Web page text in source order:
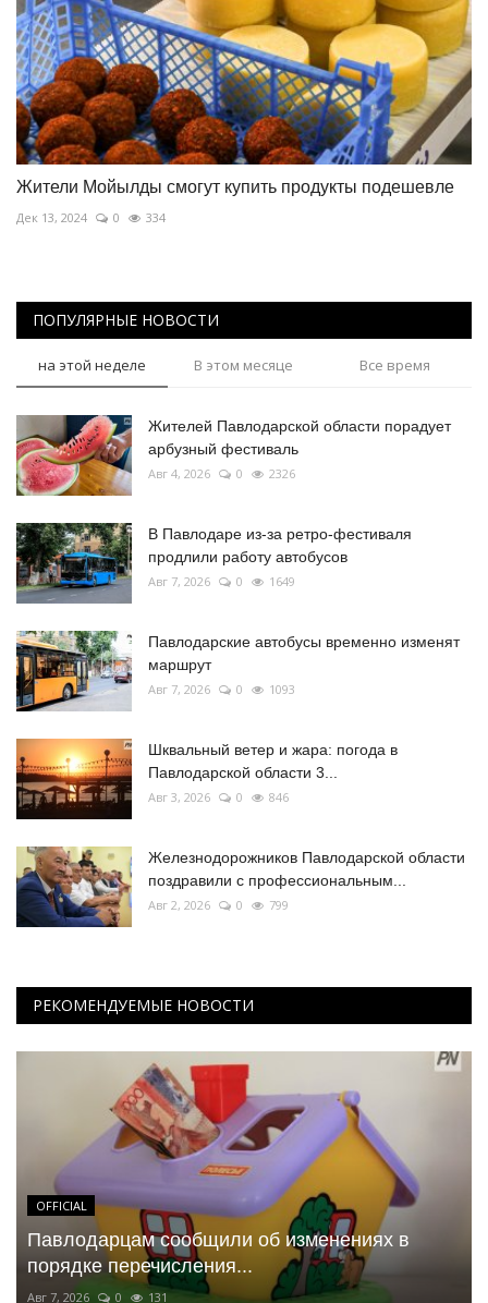
Жители Мойылды смогут купить продукты подешевле
Дек 13, 2024 0 334
ПОПУЛЯРНЫЕ НОВОСТИ
на этой неделе В этом месяце Все время
Жителей Павлодарской области порадует
арбузный фестиваль
Авг 4, 2026 0 2326
В Павлодаре из-за ретро-фестиваля
продлили работу автобусов
Авг 7, 2026 0 1649
Павлодарские автобусы временно изменят
маршрут
Авг 7, 2026 0 1093
Шквальный ветер и жара: погода в
Павлодарской области 3...
Авг 3, 2026 0 846
Железнодорожников Павлодарской области
поздравили с профессиональным...
Авг 2, 2026 0 799
РЕКОМЕНДУЕМЫЕ НОВОСТИ
OFFICIAL
Павлодарцам сообщили об изменениях в
порядке перечисления...
Авг 7, 2026 0 131